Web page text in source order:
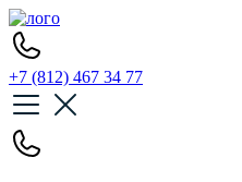
+7 (812) 467 34 77